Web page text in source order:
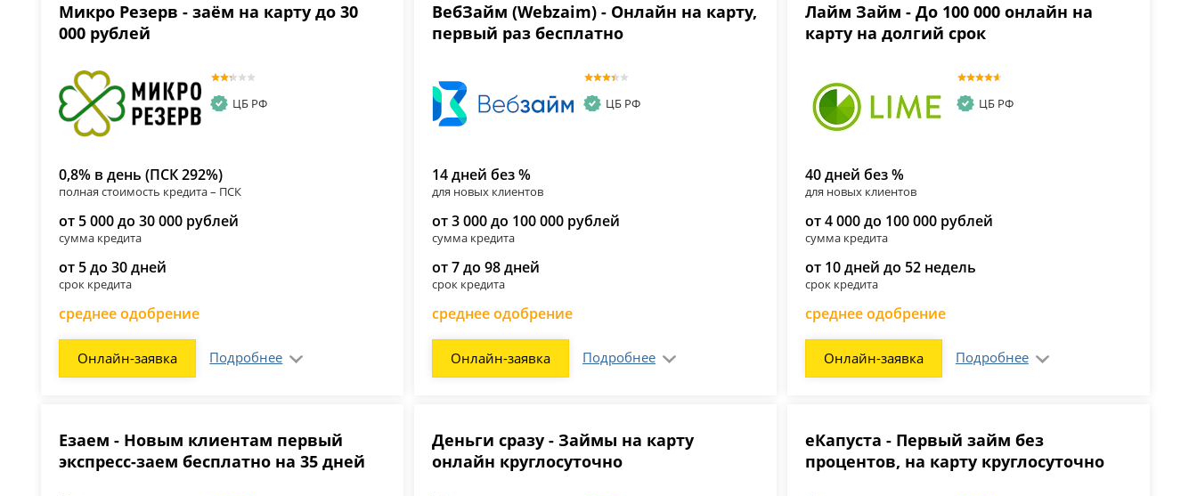
Микро Резерв - заём на карту до 30
000 рублей
ЦБ РФ
0,8% в день (ПСК 292%)
полная стоимость кредита – ПСК
от 5 000 до 30 000 рублей
сумма кредита
от 5 до 30 дней
срок кредита
среднее одобрение
Онлайн-заявка Подробнее
ВебЗайм (Webzaim) - Онлайн на карту,
первый раз бесплатно
ЦБ РФ
14 дней без %
для новых клиентов
от 3 000 до 100 000 рублей
сумма кредита
от 7 до 98 дней
срок кредита
среднее одобрение
Онлайн-заявка Подробнее
Лайм Займ - До 100 000 онлайн на
карту на долгий срок
ЦБ РФ
40 дней без %
для новых клиентов
от 4 000 до 100 000 рублей
сумма кредита
от 10 дней до 52 недель
срок кредита
среднее одобрение
Онлайн-заявка Подробнее
Езаем - Новым клиентам первый
экспресс-заем бесплатно на 35 дней
Деньги сразу - Займы на карту
онлайн круглосуточно
еКапуста - Первый займ без
процентов, на карту круглосуточно